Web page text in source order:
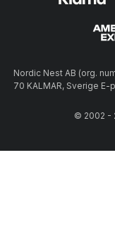
Nordic Nest AB (org.
70 KALMAR, Sverige
© 2002 -